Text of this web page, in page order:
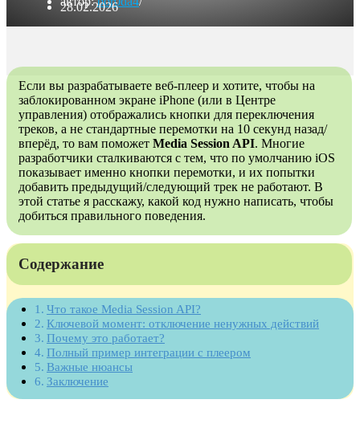
28.02.2026
Если вы разрабатываете веб‑плеер и хотите, чтобы на
заблокированном экране iPhone (или в Центре
управления) отображались кнопки для переключения
треков, а не стандартные перемотки на 10 секунд назад/
вперёд, то вам поможет Media Session API. Многие
разработчики сталкиваются с тем, что по умолчанию iOS
показывает именно кнопки перемотки, и их попытки
добавить предыдущий/следующий трек не работают. В
этой статье я расскажу, какой код нужно написать, чтобы
добиться правильного поведения.
Содержание
Что такое Media Session API?
Ключевой момент: отключение ненужных действий
Почему это работает?
Полный пример интеграции с плеером
Важные нюансы
Заключение